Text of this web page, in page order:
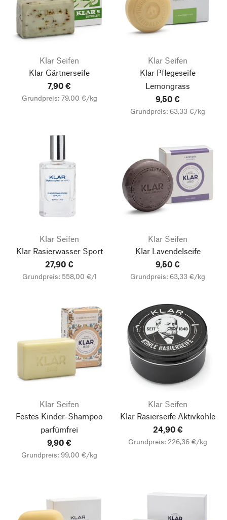
Klar Seifen
Klar Gärtnerseife
7,90 €
Grundpreis: 79,00 €/kg
Klar Seifen
Klar Pflegeseife
Lemongrass
9,50 €
Grundpreis: 63,33 €/kg
Klar Seifen
Klar Rasierwasser Sport
27,90 €
Grundpreis: 558,00 €/l
Klar Seifen
Klar Lavendelseife
9,50 €
Grundpreis: 63,33 €/kg
Klar Seifen
Festes Kinder-Shampoo
parfümfrei
9,90 €
Grundpreis: 99,00 €/kg
Klar Seifen
Klar Rasierseife Aktivkohle
24,90 €
Grundpreis: 226,36 €/kg